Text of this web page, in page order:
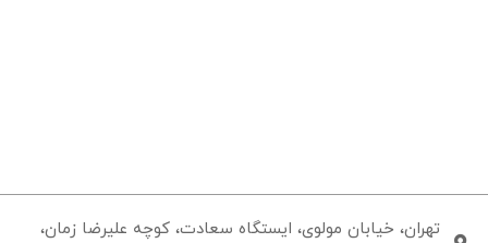
تهران، خیابان مولوی، ایستگاه سعادت، کوچه علیرضا زمان،